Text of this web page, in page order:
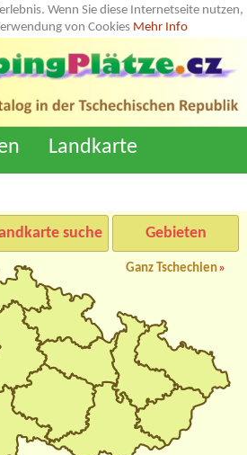
Wenn Sie diese Internetseite nutzen,
von Cookies Mehr Info
Landkarte
suche Gebieten
Ganz Tschechien»